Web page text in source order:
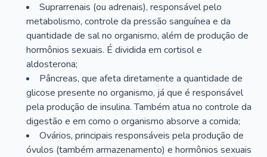
Suprarrenais (ou adrenais), responsável pelo
metabolismo, controle da pressão sanguínea e da
quantidade de sal no organismo, além de produção de
hormônios sexuais. É dividida em cortisol e
aldosterona;
Pâncreas, que afeta diretamente a quantidade de
glicose presente no organismo, já que é responsável
pela produção de insulina. Também atua no controle da
digestão e em como o organismo absorve a comida;
Ovários, principais responsáveis pela produção de
óvulos (também armazenamento) e hormônios sexuais